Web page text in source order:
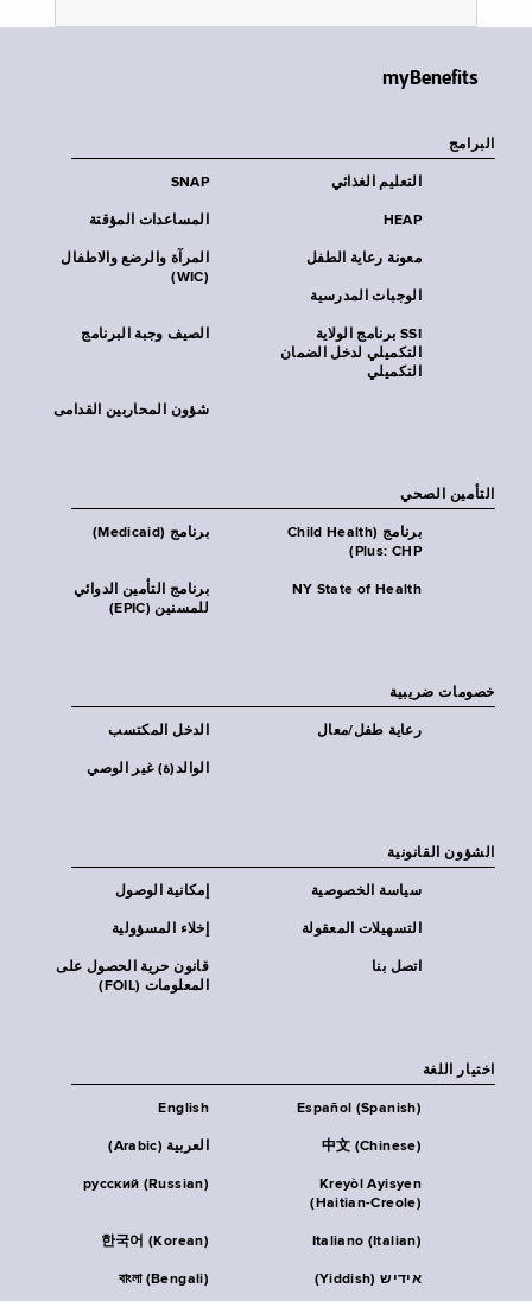
myBenefits
البرامج
SNAP التعليم الغذائي
المساعدات المؤقتة HEAP
المرآة والرضع والاطفال
(WIC)
معونة رعاية الطفل
الوجبات المدرسية
الصيف وجبة البرنامج
SSI برنامج الولاية
التكميلي لدخل الضمان
التكميلي
شؤون المحاربين القدامى
التأمين الصحي
برنامج (Medicaid)
برنامج (Child Health
Plus: CHP)
برنامج التأمين الدوائي
للمسنين (EPIC)
NY State of Health
خصومات ضريبية
الدخل المكتسب رعاية طفل/معال
الوالد(ة) غير الوصي
الشؤون القانونية
إمكانية الوصول سياسة الخصوصية
إخلاء المسؤولية التسهيلات المعقولة
قانون حرية الحصول على
المعلومات (FOIL)
اتصل بنا
اختيار اللغة
English Español (Spanish)
العربية (Arabic) 中文 (Chinese)
русский (Russian)
Kreyòl Ayisyen
(Haitian-Creole)
한국어 (Korean) Italiano (Italian)
বাংলা (Bengali) אידיש (Yiddish)